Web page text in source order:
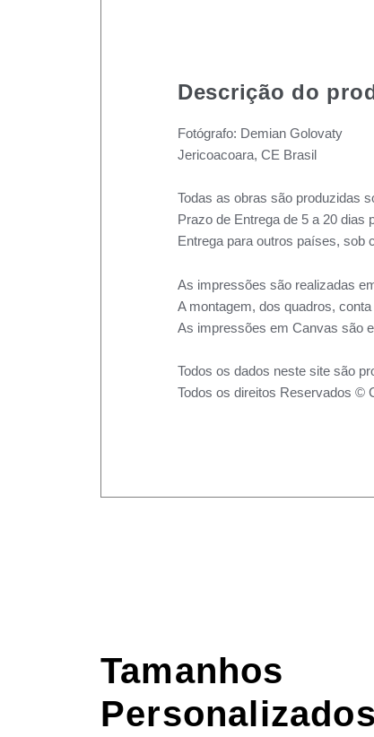
Descrição do
Fotógrafo: Demian Golovaty
Jericoacoara, CE Brasil
Todas as obras são produzidas
Prazo de Entrega de 5 a 20 dias
Entrega para outros países, sob
As impressões são realizadas
A montagem, dos quadros,
As impressões em Canvas são
Todos os dados neste site são
Todos os direitos Reservados ©
Tamanhos
Personalizados